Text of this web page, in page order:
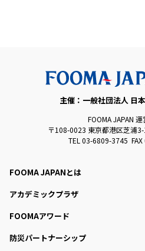
主催：一般社団法人 日
FOOMA JAPAN
〒108-0023 東京都港区芝浦
TEL 03-6809-3745
FOOMA JAPANとは
アカデミックプラザ
FOOMAアワード
防災パートナーシップ